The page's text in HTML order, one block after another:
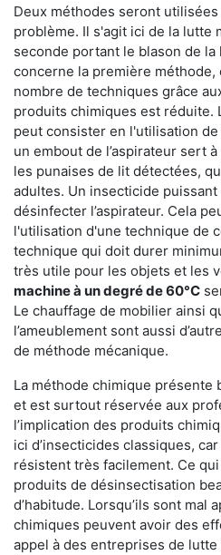
Deux méthodes seront
problème. Il s'agit ici de la lutte
seconde portant le blason de
concerne la première
nombre de techniques grâce
produits chimiques est réduite.
peut consister en l'utilisation
un embout de l’aspirateur sert
les punaises de lit détectées,
adultes. Un insecticide
désinfecter l’aspirateur. Cela
l'utilisation d'une technique de
technique qui doit durer
très utile pour les objets et les
machine à un degré de 60°C
Le chauffage de mobilier ainsi
l’ameublement sont aussi
de méthode mécanique.
La méthode chimique présente
et est surtout réservée aux
l’implication des produits
ici d’insecticides classiques,
résistent très facilement. Ce
produits de désinsectisation
d’habitude. Lorsqu’ils sont mal
chimiques peuvent avoir des
appel à des entreprises de